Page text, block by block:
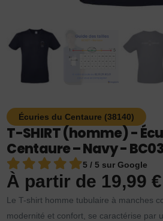
Écuries du Centaure (38140)
T-SHIRT (homme) -
Centaure – Navy -
5 / 5 sur Google
À partir de 19,99€
Le T-shirt homme tubulaire à manches
modernité et confort, se caractérise par